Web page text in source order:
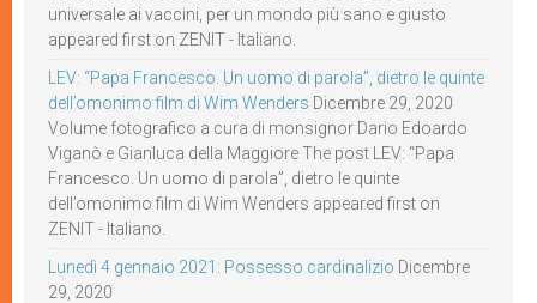
universale ai vaccini, per un mondo più sano e giusto
appeared first on ZENIT - Italiano.
LEV: “Papa Francesco. Un uomo di parola”, dietro le quinte
dell’omonimo film di Wim Wenders Dicembre 29, 2020
Volume fotografico a cura di monsignor Dario Edoardo
Viganò e Gianluca della Maggiore The post LEV: “Papa
Francesco. Un uomo di parola”, dietro le quinte
dell’omonimo film di Wim Wenders appeared first on
ZENIT - Italiano.
Lunedì 4 gennaio 2021: Possesso cardinalizio Dicembre
29, 2020